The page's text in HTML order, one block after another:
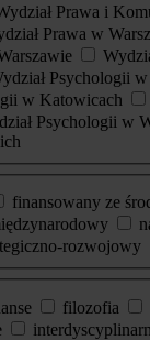
Prawa i
Prawa w
Psychologii
w Katowicach
Psychologii w
finansowany ze
rozwojowy
filozofia